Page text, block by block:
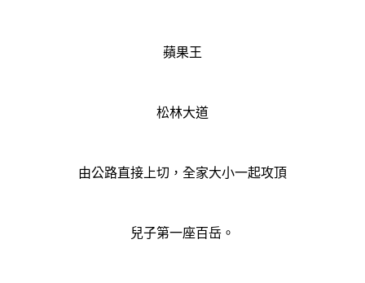
蘋果王
松林大道
由公路直接上切，全家大小一起攻頂
兒子第一座百岳。